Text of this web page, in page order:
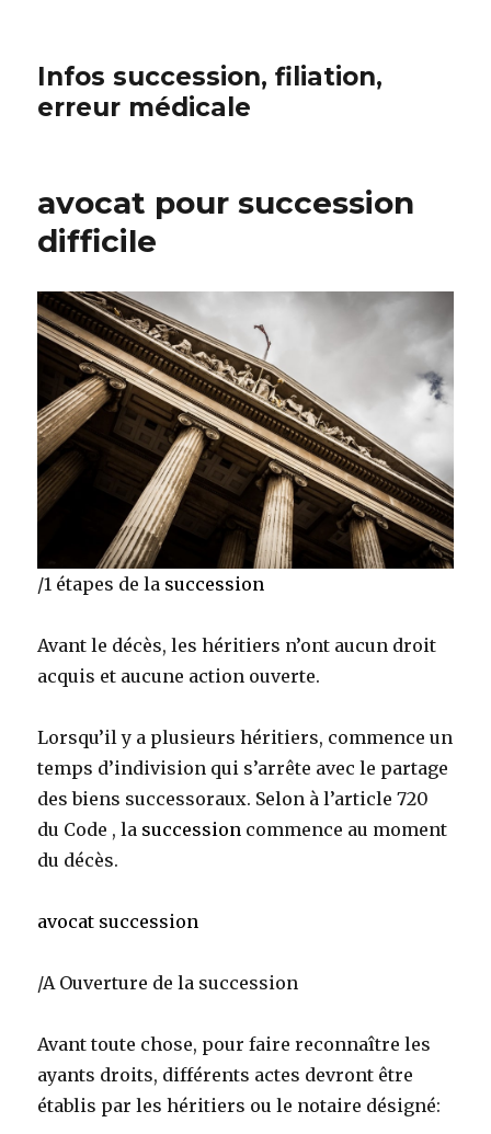
Infos succession, filiation,
erreur médicale
avocat pour succession
difficile
/1 étapes de la succession
Avant le décès, les héritiers n’ont aucun droit
acquis et aucune action ouverte.
Lorsqu’il y a plusieurs héritiers, commence un
temps d’indivision qui s’arrête avec le partage
des biens successoraux. Selon à l’article 720
du Code , la succession commence au moment
du décès.
avocat succession
/A Ouverture de la succession
Avant toute chose, pour faire reconnaître les
ayants droits, différents actes devront être
établis par les héritiers ou le notaire désigné: